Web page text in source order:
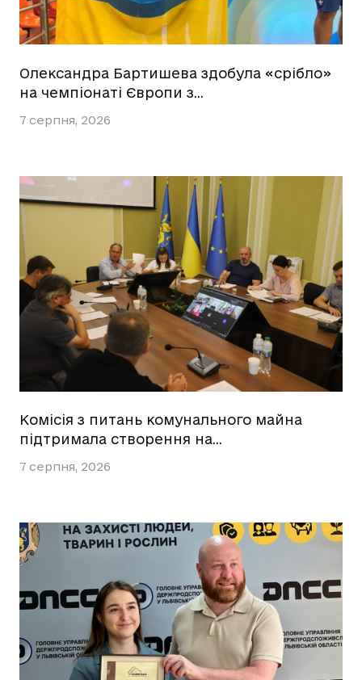
Олександра Бартишева здобула «срібло»
на чемпіонаті Європи з…
7 серпня, 2026
Комісія з питань комунального майна
підтримала створення на…
7 серпня, 2026